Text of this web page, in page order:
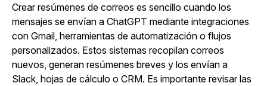
Crear resúmenes de correos es sencillo cuando los
mensajes se envían a ChatGPT mediante integraciones
con Gmail, herramientas de automatización o flujos
personalizados. Estos sistemas recopilan correos
nuevos, generan resúmenes breves y los envían a
Slack, hojas de cálculo o CRM. Es importante revisar las